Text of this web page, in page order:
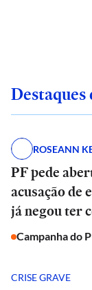
Destaques
ROSEANN
PF pede
acusação de
já negou ter
Campanha do
CRISE GRAVE